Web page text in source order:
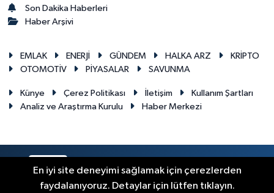
Son Dakika Haberleri
Haber Arşivi
EMLAK ENERJİ GÜNDEM HALKA ARZ
KRİPTO
OTOMOTİV
PİYASALAR SAVUNMA
Künye Çerez Politikası İletişim
Kullanım Şartları
Analiz ve Araştırma Kurulu
Haber Merkezi
En iyi site deneyimi sağlamak için çerezlerden
faydalanıyoruz. Detaylar için lütfen tıklayın.